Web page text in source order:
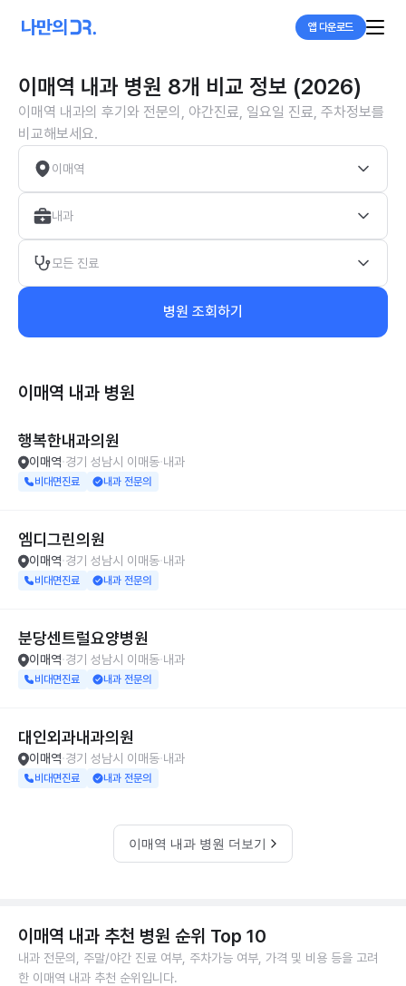
앱 다운로드
이매역 내과 병원 8개 비교 정보 (2026)
이매역 내과의 후기와 전문의, 야간진료, 일요일 진료, 주차정보를
비교해보세요.
이매역
내과
모든 진료
병원 조회하기
이매역 내과 병원
행복한내과의원
이매역 경기 성남시 이매동 내과
비대면진료 내과 전문의
엠디그린의원
이매역 경기 성남시 이매동 내과
비대면진료 내과 전문의
분당센트럴요양병원
이매역 경기 성남시 이매동 내과
비대면진료 내과 전문의
대인외과내과의원
이매역 경기 성남시 이매동 내과
비대면진료 내과 전문의
이매역 내과 병원 더보기
이매역 내과 추천 병원 순위 Top 10
내과 전문의, 주말/야간 진료 여부, 주차가능 여부, 가격 및 비용 등을 고려
한 이매역 내과 추천 순위입니다.